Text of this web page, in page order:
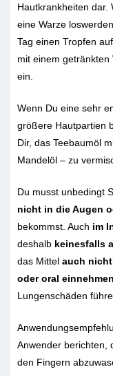
Hautkrankheiten dar.
eine Warze
Tag einen Tropfen
mit einem
ein.
Wenn Du eine sehr
größere Hautpartien
Dir, das Teebaumöl
Mandelöl – zu
Du musst unbedingt
nicht in die Augen
bekommst. Auch im
deshalb keinesfalls
das Mittel auch
oder oral einnehmen
Lungenschäden
Anwender berichten,
den Fingern